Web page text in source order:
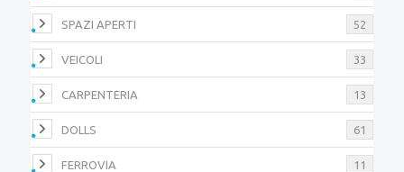
SPAZI APERTI 52
VEICOLI 33
CARPENTERIA 13
DOLLS 61
FERROVIA 11